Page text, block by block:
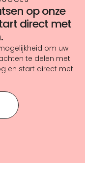
op onze
direct met
om uw
te delen met
en start direct met